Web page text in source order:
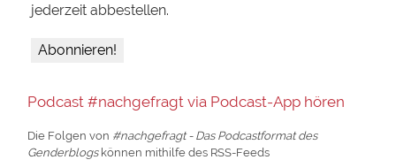
jederzeit abbestellen.
Podcast #nachgefragt via Podcast-App hören
Die Folgen von #nachgefragt - Das Podcastformat des
Genderblogskönnen mithilfe des RSS-Feeds